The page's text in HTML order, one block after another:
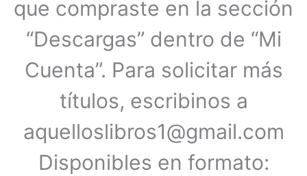
que compraste en la sección
“Descargas” dentro de “Mi
Cuenta”. Para solicitar más
títulos, escribinos a
aquelloslibros1@gmail.com
Disponibles en formato: